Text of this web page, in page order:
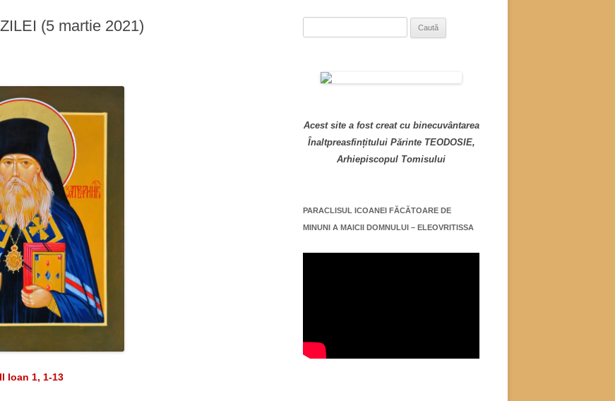
(5 martie 2021)
Ioan 1, 1-13
după:
Acest site a fost creat cu binecuvântarea
Înaltpreasfințitului Părinte TEODOSIE,
Arhiepiscopul Tomisului
PARACLISUL ICOANEI FĂCĂTOARE DE
MINUNI A MAICII DOMNULUI – ELEOVRITISSA